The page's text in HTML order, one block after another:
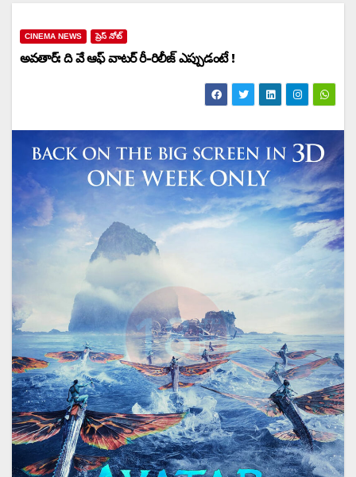
CINEMA NEWS ప్రెస్ నోట్
అవతార్: ది వే ఆఫ్ వాటర్ రీ-రిలీజ్ ఎప్పుడంటే !